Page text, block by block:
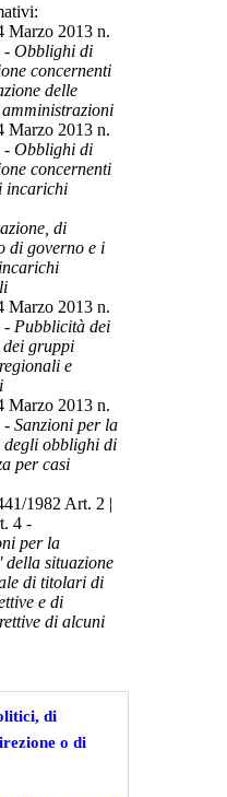
Marzo 2013 n.
- Obblighi di
concernenti
delle
Marzo 2013 n.
- Obblighi di
concernenti
incarichi
di
di governo e i
Marzo 2013 n.
- Pubblicità dei
gruppi
e
Marzo 2013 n.
- Sanzioni per la
degli obblighi di
per casi
1982 Art. 2 |
4 -
per la
situazione
di titolari di
e di
di alcuni
di
o di